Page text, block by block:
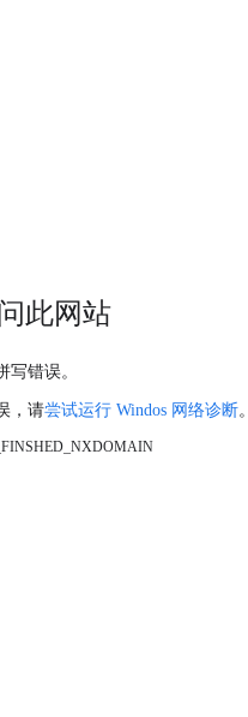
此网站
写错误。
，请尝试运行 Windos 网络诊断。